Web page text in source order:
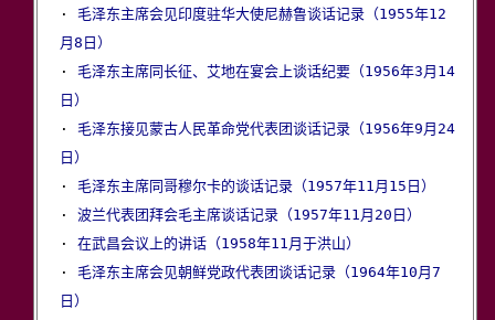
· 毛泽东主席会见印度驻华大使尼赫鲁谈话记录（1955年12
月8日）
· 毛泽东主席同长征、艾地在宴会上谈话纪要（1956年3月14
日）
· 毛泽东接见蒙古人民革命党代表团谈话记录（1956年9月24
日）
· 毛泽东主席同哥穆尔卡的谈话记录（1957年11月15日）
· 波兰代表团拜会毛主席谈话记录（1957年11月20日）
· 在武昌会议上的讲话（1958年11月于洪山）
· 毛泽东主席会见朝鲜党政代表团谈话记录（1964年10月7
日）